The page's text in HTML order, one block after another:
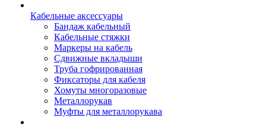
Кабельные аксессуары
Бандаж кабельный
Кабельные стяжки
Маркеры на кабель
Сдвижные вкладыши
Труба гофрированная
Фиксаторы для кабеля
Хомуты многоразовые
Металлорукав
Муфты для металлорукава